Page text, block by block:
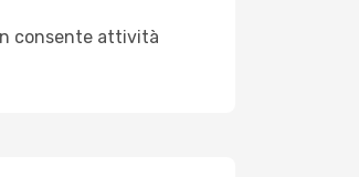
consente attività